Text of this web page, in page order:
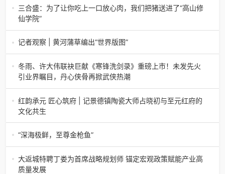
节举办济南电（记者 瑞夫）4月18日，山东省淄博市第三届
香椿文化旅游节暨党建
三合盛：为了让你吃上一口放心肉，我们把猪送进了“高山修
仙学院”
三合盛：为了让你吃上一口放心肉，我们把猪送进了“高山修
仙学院”很多人问我，现在的生鲜赛道已经卷成麻花了，为什
记者观察 | 黄河蒲草编出“世界版图”
记者观察 | 黄河蒲草编出“世界版图”山东高青农妇的30年“草
根逆袭”路济南电（记者 瑞夫 王克军 郭克烁）一根黄河滩上
的蒲草，能走多
冬雨、许大伟联袂巨献《寒锋洗剑录》重磅上市！未发先火
引业界瞩目，丹心侠骨再掀武侠热潮
【新书首发】冬雨、许大伟联袂巨献《寒锋洗剑录》重磅上
市！未发先火引业界瞩目，丹心侠骨再掀武侠热潮（文/梵
可）近日，备受业界与读者双
红韵承元 匠心筑府 | 记景德镇陶瓷大师占晓初与至元红府的
文化共生
（中国晨报头条讯）景德镇的窑火，千年不熄，淬炼出无数
陶瓷瑰宝；元代釉里红的一抹艳红，穿越七百年岁月，成为
“深海极鲜，至尊金枪鱼”
“深海极鲜，至尊金枪鱼”苏州吴中白金汉爵大酒店蓝鳍金枪鱼
开鱼品鉴仪式圆满落幕2026年4月17日，江苏省苏州市吴中
白金汉爵大酒店大
大返城特聘丁娄为首席战略规划师 锚定宏观政策赋能产业高
质量发展